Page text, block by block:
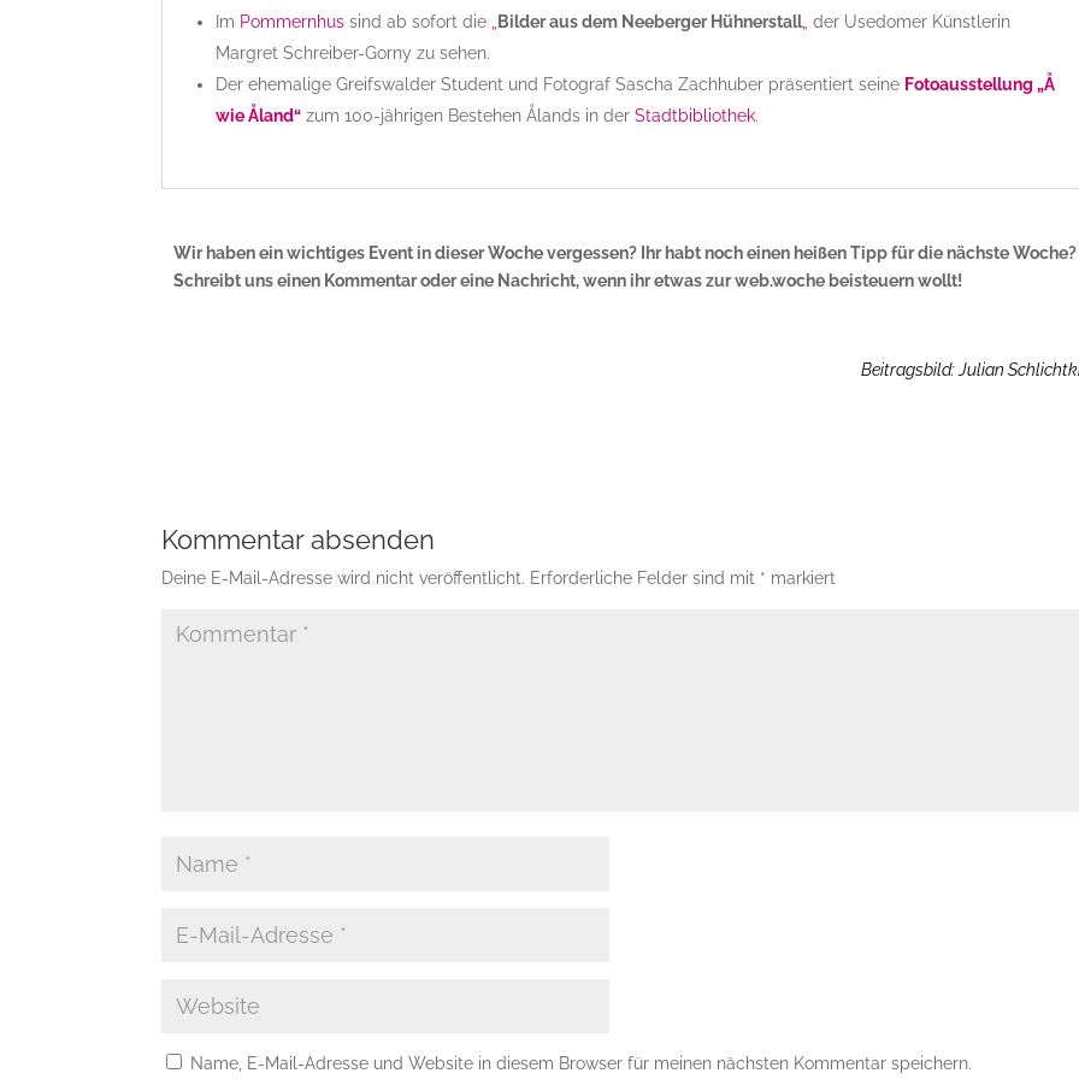
Im Pommernhus sind ab sofort die Bilder aus dem Neeberger Hühnerstall„ der Usedomer Künstlerin
Margret Schreiber-Gorny zu sehen.
Der ehemalige Greifswalder Student und Fotograf Sascha Zachhuber präsentiert seine Fotoausstellung „Å
wie Åland“ zum 100-jährigen Bestehen Ålands in derStadtbibliothek.
Wir haben ein wichtiges Event in dieser Woche vergessen? Ihr habt noch einen heißen Tipp für die nächste Woche?
Schreibt uns einen Kommentar oder eine Nachricht, wenn ihr etwas zur web.woche beisteuern wollt!
Beitragsbild: Julian
Kommentar absenden
Deine E-Mail-Adresse wird nicht veröffentlicht. Erforderliche Felder sind mit * markiert
Name, E-Mail-Adresse und Website in diesem Browser für meinen nächsten Kommentar speichern.